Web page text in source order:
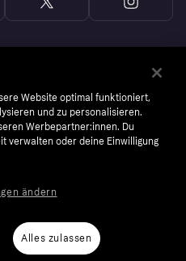
CookiesKlarna.com
Website optimal funktioniert,
und zu personalisieren.
Werbepartner:innen. Du
verwalten oder deine Einwilligung
Alles zulassen
ändern